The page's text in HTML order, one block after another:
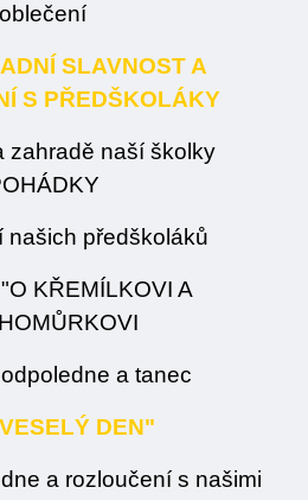
oblečení
SLAVNOST A
S PŘEDŠKOLÁKY
zahradě naší školky
našich předškoláků
KŘEMÍLKOVI A
a tanec
DEN"
a rozloučení s našimi